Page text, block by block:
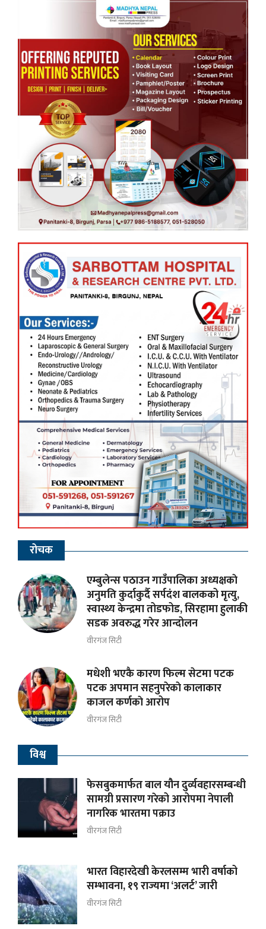
रोचक
एम्बुलेन्स पठाउन गाउँपालिका अध्यक्षकाे
अनुमति कुर्दाकुर्दै सर्पदंश बालकको मृत्यु,
स्वास्थ्य केन्द्रमा तोडफोड, सिरहामा हुलाकी
सडक अवरुद्ध गरेर आन्दोलन
वीरगंज सिटी
मधेशी भएकै कारण फिल्म सेटमा पटक
पटक अपमान सहनुपरेकाे कालाकार
काजल कर्णकाे आरोप
वीरगंज सिटी
विश्व
फेसबुकमार्फत बाल यौन दुर्व्यवहारसम्बन्धी
सामग्री प्रसारण गरेको आरोपमा नेपाली
नागरिक भारतमा पक्राउ
वीरगंज सिटी
भारत विहारदेखी केरलसम्म भारी वर्षाको
सम्भावना, १९ राज्यमा ‘अलर्ट’ जारी
वीरगंज सिटी